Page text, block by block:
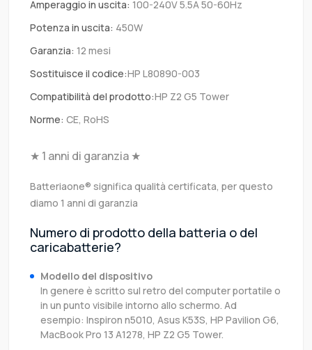
Amperaggio in uscita: 100-240V 5.5A 50-60Hz
Potenza in uscita: 450W
Garanzia: 12 mesi
Sostituisce il codice:HP L80890-003
Compatibilità del prodotto:HP Z2 G5 Tower
Norme: CE, RoHS
★ 1 anni di garanzia ★
Batteriaone® significa qualità certificata, per questo
diamo 1 anni di garanzia
Numero di prodotto della batteria o del
caricabatterie?
Modello del dispositivo
In genere è scritto sul retro del computer portatile o
in un punto visibile intorno allo schermo. Ad
esempio: Inspiron n5010, Asus K53S, HP Pavilion G6,
MacBook Pro 13 A1278, HP Z2 G5 Tower.